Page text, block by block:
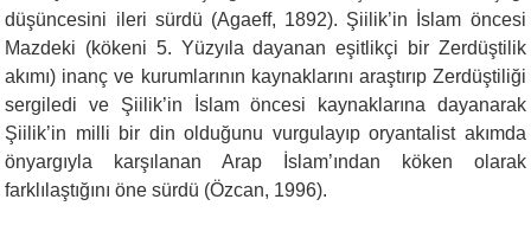
düşüncesini ileri sürdü (Agaeff, 1892). Şiilik’in İslam öncesi
Mazdeki (kökeni 5. Yüzyıla dayanan eşitlikçi bir Zerdüştilik
akımı) inanç ve kurumlarının kaynaklarını araştırıp Zerdüştiliği
sergiledi ve Şiilik’in İslam öncesi kaynaklarına dayanarak
Şiilik’in milli bir din olduğunu vurgulayıp oryantalist akımda
önyargıyla karşılanan Arap İslam’ından köken olarak
farklılaştığını öne sürdü (Özcan, 1996).